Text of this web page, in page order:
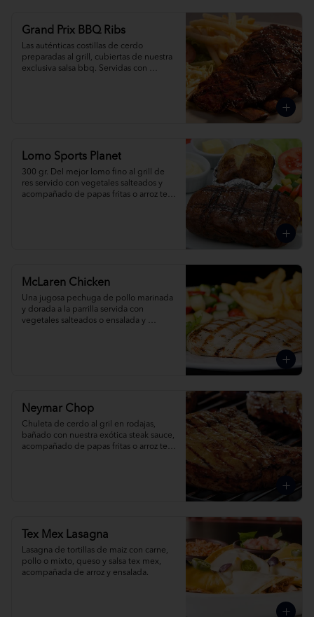
Grand Prix BBQ Ribs
Las auténticas costillas de cerdo
preparadas al grill, cubiertas de nuestra
exclusiva salsa bbq. Servidas con
Lomo Sports Planet
300 gr. Del mejor lomo fino al grill de
res servido con vegetales salteados y
acompañado de papas fritas o arroz tex
McLaren Chicken
Una jugosa pechuga de pollo marinada
y dorada a la parrilla servida con
vegetales salteados o ensalada y
Neymar Chop
Chuleta de cerdo al gril en rodajas,
bañado con nuestra exótica steak sauce,
acompañado de papas fritas o arroz tex
Tex Mex Lasagna
Lasagna de tortillas de maiz con carne,
pollo o mixto, queso y salsa tex mex,
acompañada de arroz y ensalada.